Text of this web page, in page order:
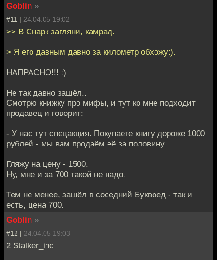
Goblin »
#11 | 24.04.05 19:02
>> В Снарк загляни, камрад.
> Я его давным давно за километр обхожу:).
НАПРАСНО!!! :)
Не так давно зашёл..
Смотрю книжку про мифы, и тут ко мне подходит
продавец и говорит:
- У нас тут спецакция. Покупаете книгу дороже 1000
рублей - мы вам продаём её за половину.
Гляжу на цену - 1500.
Ну, мне и за 700 такой не надо.
Тем не менее, зашёл в соседний Буквоед - так и
есть, цена 700.
Goblin »
#12 | 24.04.05 19:03
2 Stalker_inc